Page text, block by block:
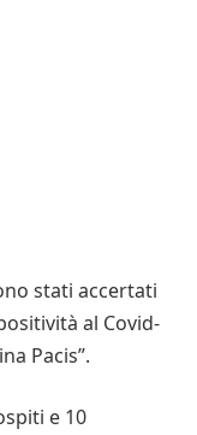
stati accertati
al Covid-
Pacis”.
e 10